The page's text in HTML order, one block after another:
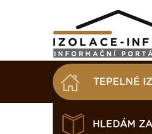
TEPELNÉ
HLEDÁM